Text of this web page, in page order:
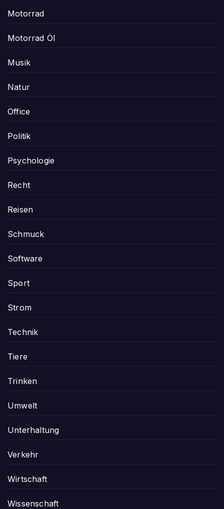
Motorrad
Motorrad Öl
Musik
Natur
Office
Politik
Psychologie
Recht
Reisen
Schmuck
Software
Sport
Strom
Technik
Tiere
Trinken
Umwelt
Unterhaltung
Verkehr
Wirtschaft
Wissenschaft